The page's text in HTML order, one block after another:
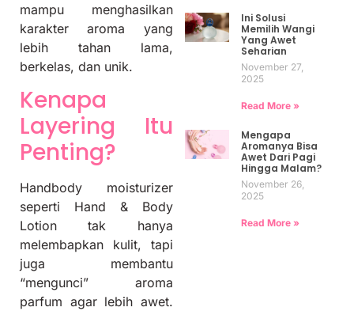
mampu menghasilkan
karakter aroma yang
lebih tahan lama,
berkelas, dan unik.
Kenapa
Layering Itu
Penting?
Handbody moisturizer
seperti Hand & Body
Lotion tak hanya
melembapkan kulit, tapi
juga membantu
“mengunci” aroma
parfum agar lebih awet.
Ini Solusi
Memilih Wangi
Yang Awet
Seharian
November 27,
2025
Read More »
Mengapa
Aromanya Bisa
Awet Dari Pagi
Hingga Malam?
November 26,
2025
Read More »